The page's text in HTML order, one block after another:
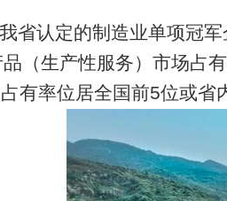
省认定的制造业单项冠
（生产性服务）市场占
有率位居全国前5位或省